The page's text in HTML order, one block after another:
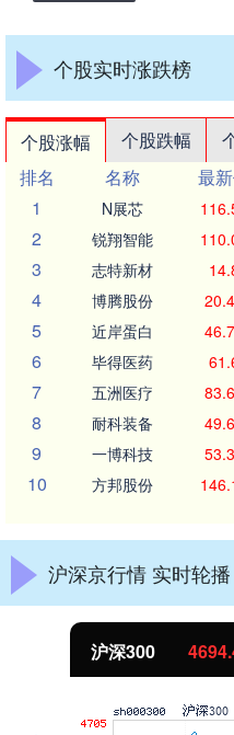
个股实时涨跌榜
个股涨幅 个股跌幅
排名
名称 最
1
N展芯
2 锐翔智能
3 志特新材
4 博腾股份
5 近岸蛋白
6 毕得医药
7 五洲医疗
8 耐科装备
9 一博科技
10 方邦股份
沪深京行情 实时轮播
沪深300